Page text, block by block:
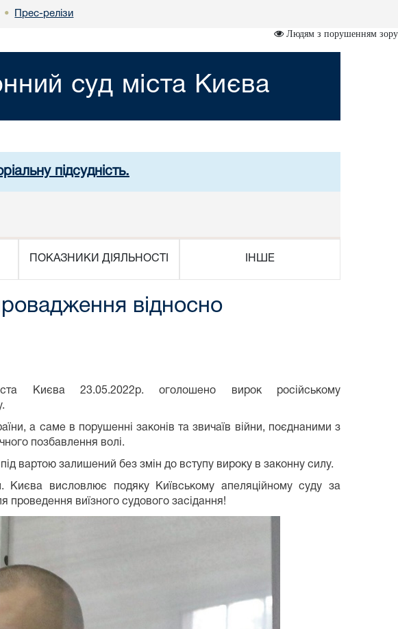
• Прес-релізи
Людям з порушенням зору
суд міста Києва
підсудність.
ПОКАЗНИКИ ДІЯЛЬНОСТІ ІНШЕ
відносно
Києва 23.05.2022р. оголошено вирок російському
а саме в порушенні законів та звичаїв війни, поєднаними з
позбавлення волі.
вартою залишений без змін до вступу вироку в законну силу.
висловлює подяку Київському апеляційному суду за
проведення виїзного судового засідання!